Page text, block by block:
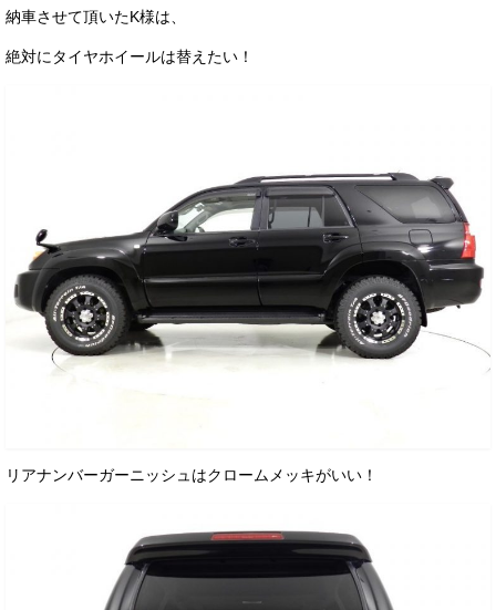
納車させて頂いたK様は、
絶対にタイヤホイールは替えたい！
リアナンバーガーニッシュはクロームメッキがいい！